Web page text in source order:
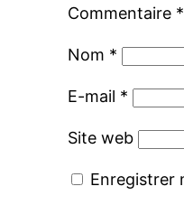
Commentaire *
Nom *
E-mail *
Site web
Enregistrer